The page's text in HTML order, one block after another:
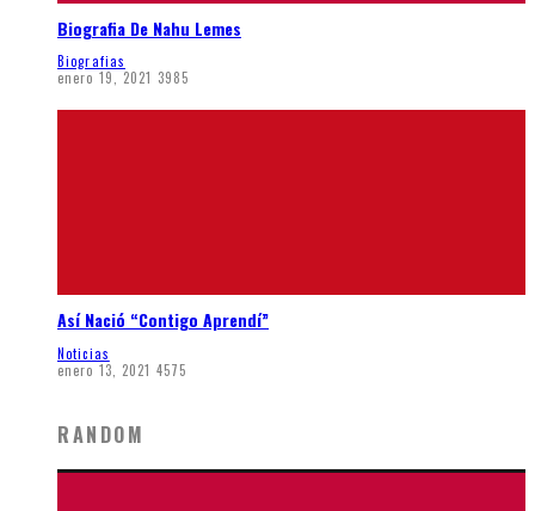
Biografia De Nahu Lemes
Biografias
enero 19, 2021 3985
Así Nació “Contigo Aprendí”
Noticias
enero 13, 2021 4575
RANDOM